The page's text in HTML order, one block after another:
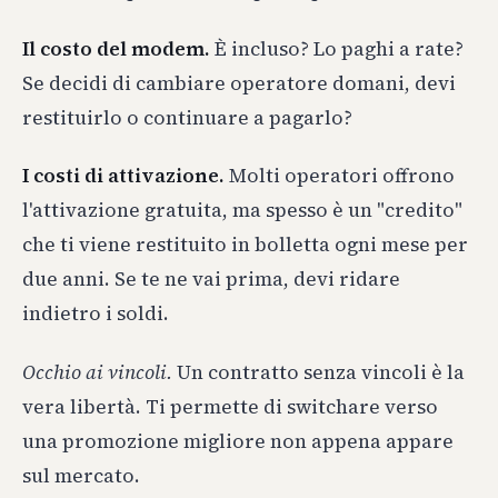
Il costo del modem. È incluso? Lo paghi a rate?
Se decidi di cambiare operatore domani, devi
restituirlo o continuare a pagarlo?
I costi di attivazione. Molti operatori offrono
l'attivazione gratuita, ma spesso è un "credito"
che ti viene restituito in bolletta ogni mese per
due anni. Se te ne vai prima, devi ridare
indietro i soldi.
Occhio ai vincoli. Un contratto senza vincoli è la
vera libertà. Ti permette di switchare verso
una promozione migliore non appena appare
sul mercato.